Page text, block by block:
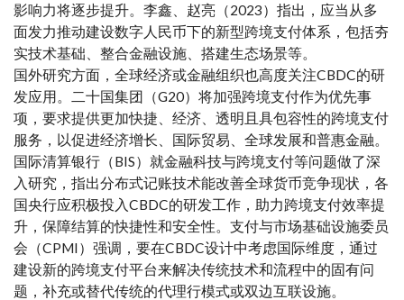
影响力将逐步提升。李鑫、赵亮（2023）指出，应当从多
面发力推动建设数字人民币下的新型跨境支付体系，包括夯
实技术基础、整合金融设施、搭建生态场景等。
国外研究方面，全球经济或金融组织也高度关注CBDC的研
发应用。二十国集团（G20）将加强跨境支付作为优先事
项，要求提供更加快捷、经济、透明且具包容性的跨境支付
服务，以促进经济增长、国际贸易、全球发展和普惠金融。
国际清算银行（BIS）就金融科技与跨境支付等问题做了深
入研究，指出分布式记账技术能改善全球货币竞争现状，各
国央行应积极投入CBDC的研发工作，助力跨境支付效率提
升，保障结算的快捷性和安全性。支付与市场基础设施委员
会（CPMI）强调，要在CBDC设计中考虑国际维度，通过
建设新的跨境支付平台来解决传统技术和流程中的固有问
题，补充或替代传统的代理行模式或双边互联设施。